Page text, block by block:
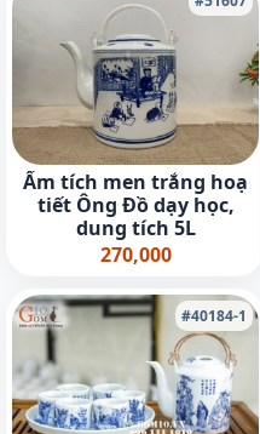
Ấm tích men trắng hoạ
tiết Ông Đồ dạy học,
dung tích 5L
270,000
#40184-1